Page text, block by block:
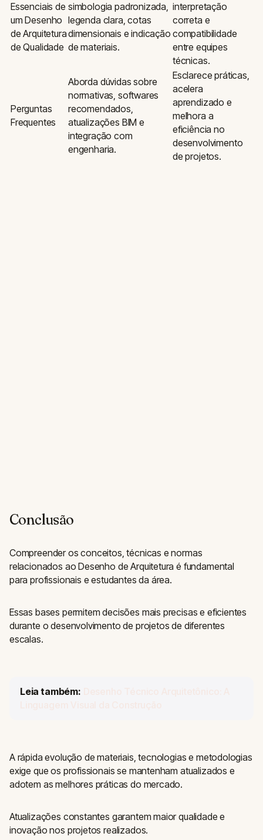
Essenciais de
um Desenho
de Arquitetura
de Qualidade
simbologia padronizada,
legenda clara, cotas
dimensionais e indicação
de materiais.
interpretação
correta e
compatibilidade
entre equipes
técnicas.
Perguntas
Frequentes
Aborda dúvidas sobre
normativas, softwares
recomendados,
atualizações BIM e
integração com
engenharia.
Esclarece práticas,
acelera
aprendizado e
melhora a
eficiência no
desenvolvimento
de projetos.
Conclusão
Compreender os conceitos, técnicas e normas
relacionados ao Desenho de Arquitetura é fundamental
para profissionais e estudantes da área.
Essas bases permitem decisões mais precisas e eficientes
durante o desenvolvimento de projetos de diferentes
escalas.
Leia também:
A rápida evolução de materiais, tecnologias e metodologias
exige que os profissionais se mantenham atualizados e
adotem as melhores práticas do mercado.
Atualizações constantes garantem maior qualidade e
inovação nos projetos realizados.